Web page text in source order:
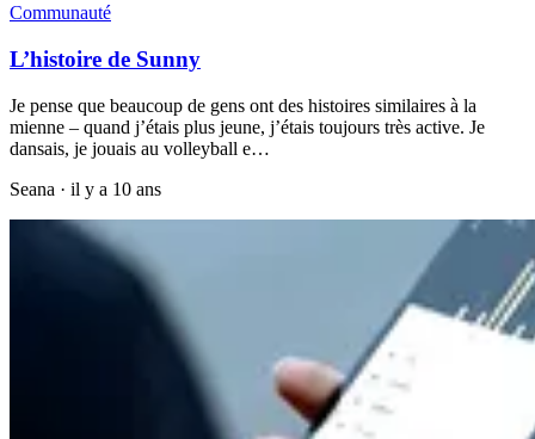
Communauté
L’histoire de Sunny
Je pense que beaucoup de gens ont des histoires similaires à la
mienne – quand j’étais plus jeune, j’étais toujours très active. Je
dansais, je jouais au volleyball e…
Seana · il y a 10 ans